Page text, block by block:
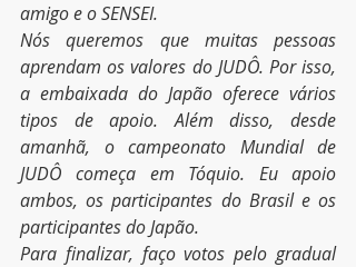
amigo e o SENSEI.
Nós queremos que muitas pessoas
aprendam os valores do JUDÔ. Por isso,
a embaixada do Japão oferece vários
tipos de apoio. Além disso, desde
amanhã, o campeonato Mundial de
JUDÔ começa em Tóquio. Eu apoio
ambos, os participantes do Brasil e os
participantes do Japão.
Para finalizar, faço votos pelo gradual